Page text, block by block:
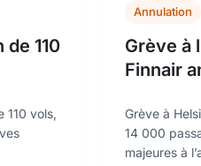
110
110 vols,
Annulation
Grève à
Finnair
Grève à
14 000
majeures à